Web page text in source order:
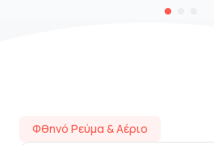
Φθηνό Ρεύμα & Αέριο